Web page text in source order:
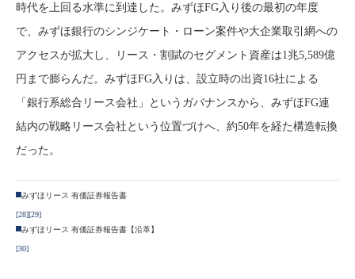
時代を上回る水準に到達した。みずほFG入り後の最初の年度
で、みずほ銀行のシンジケート・ローン案件や大企業取引網への
アクセスが拡大し、リース・割賦のセグメント資産は1兆5,589億
円まで膨らんだ。みずほFG入りは、設立時の出資16社による
「銀行系総合リース会社」というガバナンスから、みずほFG連
結内の戦略リース会社という位置づけへ、約50年を経た構造転換
だった。
みずほリース 有価証券報告書
[28][29]
みずほリース 有価証券報告書【沿革】
[30]